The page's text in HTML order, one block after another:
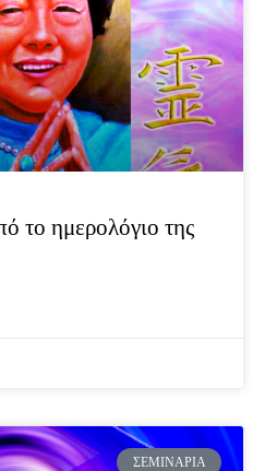
το ημερολόγιο της
ΣΕΜΙΝΆΡΙΑ